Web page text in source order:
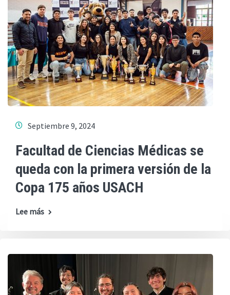
Septiembre 9, 2024
Facultad de Ciencias Médicas se
queda con la primera versión de la
Copa 175 años USACH
Lee más